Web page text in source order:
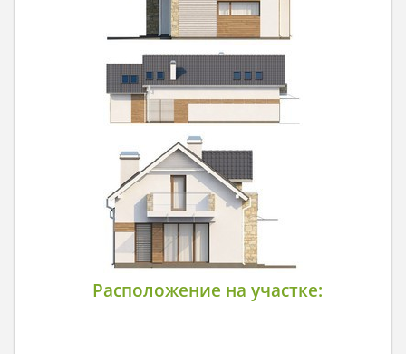
Расположение на участке: